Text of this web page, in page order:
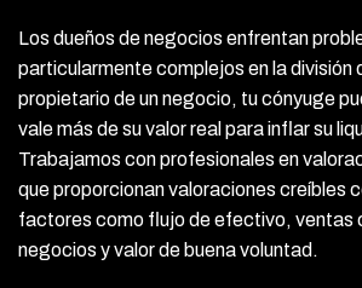
Los dueños de negocios enfrentan
particularmente complejos en la división
propietario de un negocio, tu cónyuge
vale más de su valor real para inflar su
Trabajamos con profesionales en
que proporcionan valoraciones creíbles
factores como flujo de efectivo, ventas
negocios y valor de buena voluntad.